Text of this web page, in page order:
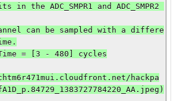
in the ADC_SMPR1 and ADC_SMPR2
hackpa